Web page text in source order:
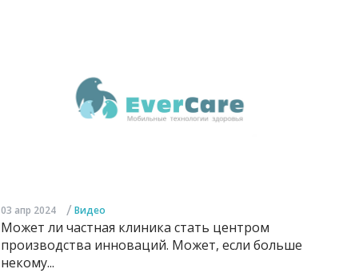
03 апр 2024 / Видео
Может ли частная клиника стать центром
производства инноваций. Может, если больше
некому...